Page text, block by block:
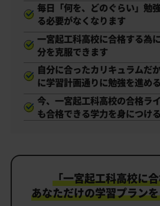
毎日「何を、どのぐらい」勉
る必要がなくなります
一宮起工科高校に合格する為
分を克服できます
自分に合ったカリキュラムだ
に学習計画通りに勉強を進め
今、一宮起工科高校の合格ラ
も合格できる学力を身につけ
「一宮起工科高校に
あなただけの学習プラン